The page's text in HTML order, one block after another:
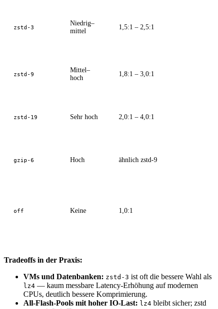
zstd-3
Niedrig–
mittel
1,5:1 – 2,5:1
zstd-9
Mittel–
hoch
1,8:1 – 3,0:1
zstd-19 Sehr hoch 2,0:1 – 4,0:1
gzip-6 Hoch ähnlich zstd-9
off Keine 1,0:1
Tradeoffs in der Praxis:
VMs und Datenbanken: zstd-3 ist oft die bessere Wahl als
lz4 — kaum messbare Latency-Erhöhung auf modernen
CPUs, deutlich bessere Komprimierung.
All-Flash-Pools mit hoher IO-Last: lz4 bleibt sicher; zstd